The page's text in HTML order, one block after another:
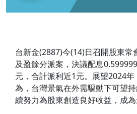
台新金(2887)今(14)日召開股東常
及盈餘分派案，決議配息
元，合計派利近1元。展望2024
為，台灣景氣在外需驅動下可望
續努力為股東創造良好收益，成為